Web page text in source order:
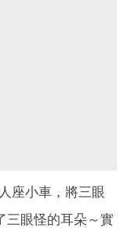
座小車，將三眼
三眼怪的耳朵～實